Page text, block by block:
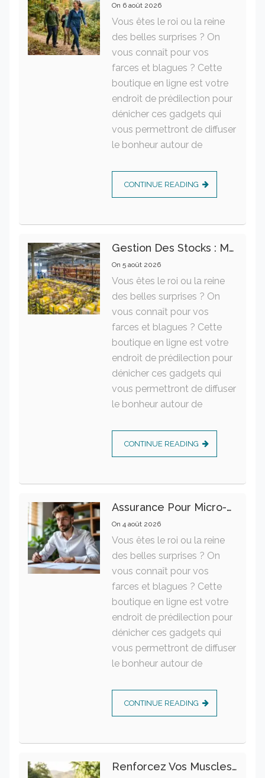
On 6 août 2026
Vous êtes le roi ou la reine
des belles surprises ? On
vous connaît pour vos
farces et blagues ? Cette
boutique en ligne est votre
endroit de prédilection pour
dénicher ces gadgets qui
vous permettront de diffuser
le bonheur autour de
CONTINUE READING
Gestion Des Stocks : Meilleures Pratiques Intralogistiques
On 5 août 2026
Vous êtes le roi ou la reine
des belles surprises ? On
vous connaît pour vos
farces et blagues ? Cette
boutique en ligne est votre
endroit de prédilection pour
dénicher ces gadgets qui
vous permettront de diffuser
le bonheur autour de
CONTINUE READING
Assurance Pour Micro-Entrepreneur : Les Garanties Essentielles À Connaître
On 4 août 2026
Vous êtes le roi ou la reine
des belles surprises ? On
vous connaît pour vos
farces et blagues ? Cette
boutique en ligne est votre
endroit de prédilection pour
dénicher ces gadgets qui
vous permettront de diffuser
le bonheur autour de
CONTINUE READING
Renforcez Vos Muscles Profonds Pour Apaiser Votre Mal De Dos